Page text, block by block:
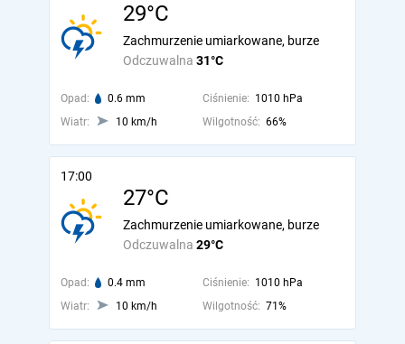
29°C
Odczuwalna 31°C
Zachmurzenie umiarkowane, burze
Opad: 0.6 mm Ciśnienie: 1010 hPa
Wiatr:
10 km/h Wilgotność: 66%
17:00
27°C
Odczuwalna 29°C
Zachmurzenie umiarkowane, burze
Opad: 0.4 mm Ciśnienie: 1010 hPa
Wiatr:
10 km/h Wilgotność: 71%